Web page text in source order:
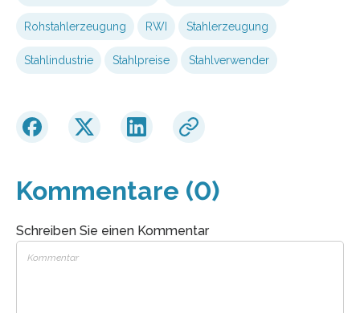
Rohstahlerzeugung RWI Stahlerzeugung
Stahlindustrie Stahlpreise Stahlverwender
Kommentare (0)
Schreiben Sie einen Kommentar